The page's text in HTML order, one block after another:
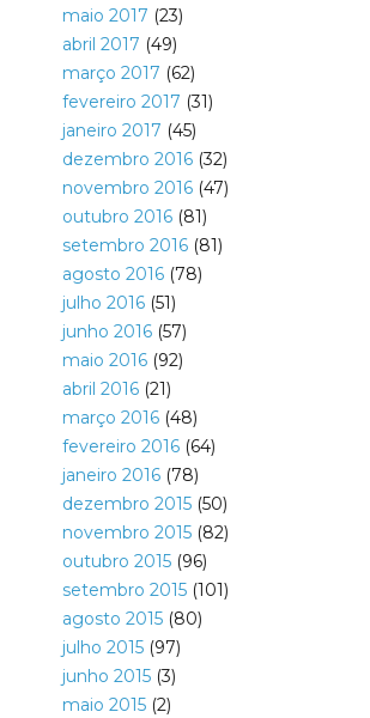
maio 2017 (23)
abril 2017 (49)
março 2017 (62)
fevereiro 2017 (31)
janeiro 2017 (45)
dezembro 2016(32)
novembro 2016(47)
outubro 2016(81)
setembro 2016(81)
agosto 2016(78)
julho 2016(51)
junho 2016(57)
maio 2016(92)
abril 2016(21)
março 2016(48)
fevereiro 2016(64)
janeiro 2016(78)
dezembro 2015(50)
novembro 2015(82)
outubro 2015(96)
setembro 2015(101)
agosto 2015(80)
julho 2015(97)
junho 2015(3)
maio 2015(2)